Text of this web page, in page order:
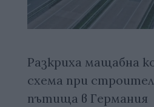
Разкриха мащабна
схема при
пътища в Германия